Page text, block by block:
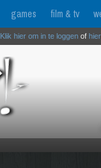
games film & tv
Klik hier om in te loggen of